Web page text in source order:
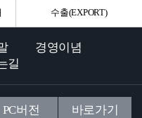
수출(EXPORT)
경영이념
길
PC버전 바로가기